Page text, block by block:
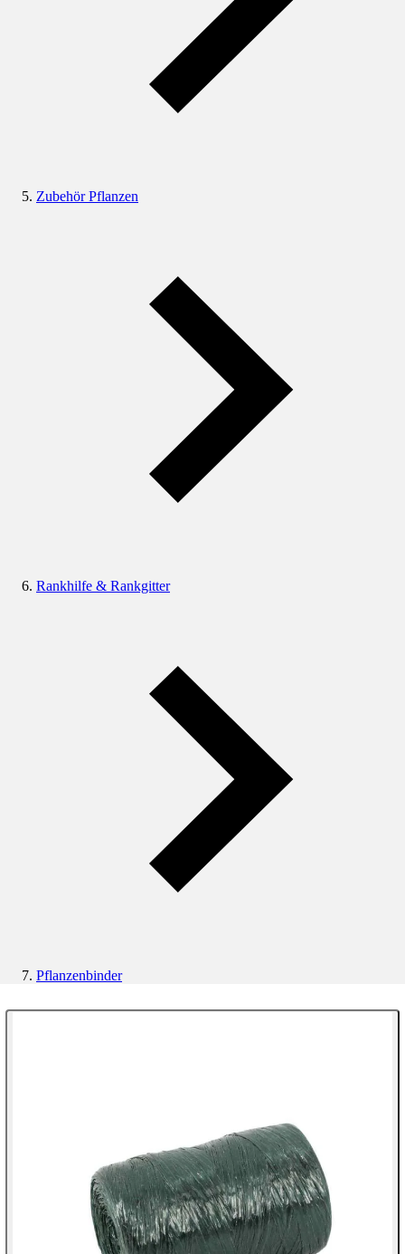
Zubehör Pflanzen
Rankhilfe & Rankgitter
Pflanzenbinder